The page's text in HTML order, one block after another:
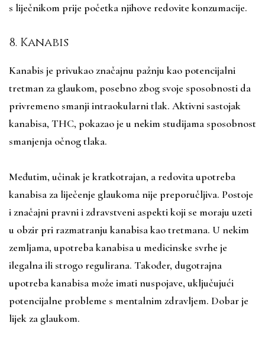
s liječnikom prije početka njihove redovite konzumacije.
8. Kanabis
Kanabis je privukao značajnu pažnju kao potencijalni
tretman za glaukom, posebno zbog svoje sposobnosti da
privremeno smanji intraokularni tlak. Aktivni sastojak
kanabisa, THC, pokazao je u nekim studijama sposobnost
smanjenja očnog tlaka.
Međutim, učinak je kratkotrajan, a redovita upotreba
kanabisa za liječenje glaukoma nije preporučljiva. Postoje
i značajni pravni i zdravstveni aspekti koji se moraju uzeti
u obzir pri razmatranju kanabisa kao tretmana. U nekim
zemljama, upotreba kanabisa u medicinske svrhe je
ilegalna ili strogo regulirana. Također, dugotrajna
upotreba kanabisa može imati nuspojave, uključujući
potencijalne probleme s mentalnim zdravljem. Dobar je
lijek za glaukom.